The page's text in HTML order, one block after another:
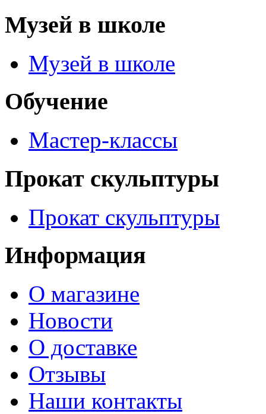
Музей в школе
Музей в школе
Обучение
Мастер-классы
Прокат скульптуры
Прокат скульптуры
Информация
О магазине
Новости
О доставке
Отзывы
Наши контакты